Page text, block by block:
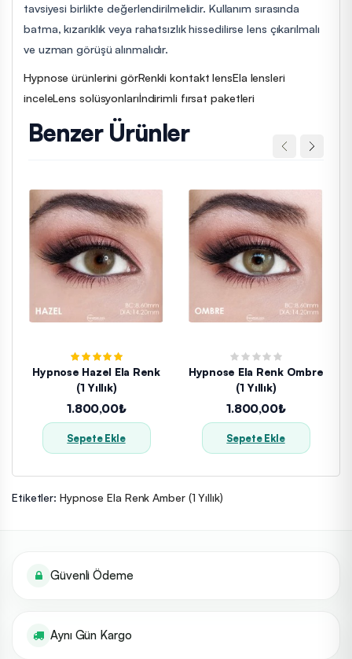
tavsiyesi birlikte değerlendirilmelidir. Kullanım sırasında
batma, kızarıklık veya rahatsızlık hissedilirse lens çıkarılmalı
ve uzman görüşü alınmalıdır.
Hypnose ürünlerini görRenkli kontakt lensEla lensleri
inceleLens solüsyonlarıİndirimli fırsat paketleri
Benzer Ürünler
Hypnose Hazel Ela Renk
(1 Yıllık)
1.800,00₺
Sepete Ekle
Hypnose Ela Renk Ombre
(1 Yıllık)
1.800,00₺
Sepete Ekle
Etiketler: Hypnose Ela Renk Amber (1 Yıllık)
Güvenli Ödeme
Aynı Gün Kargo